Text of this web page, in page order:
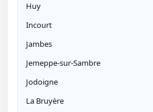
Huy
Incourt
Jambes
Jemeppe-sur-Sambre
Jodoigne
La Bruyère